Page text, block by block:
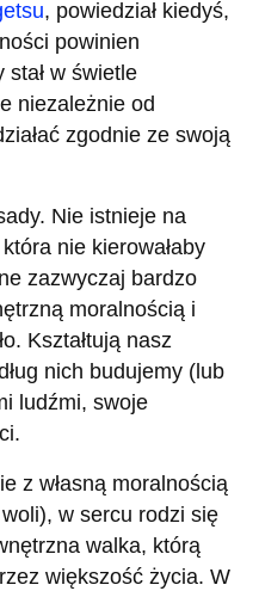
, powiedział kiedyś,
powinien
w świetle
niezależnie od
zgodnie ze swoją
Nie istnieje na
nie kierowałaby
zazwyczaj bardzo
moralnością i
Kształtują nasz
nich budujemy (lub
ludźmi, swoje
z własną moralnością
w sercu rodzi się
walka, którą
większość życia. W